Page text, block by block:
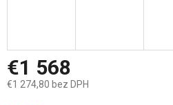
€1 568
€1 274,80 bez DPH